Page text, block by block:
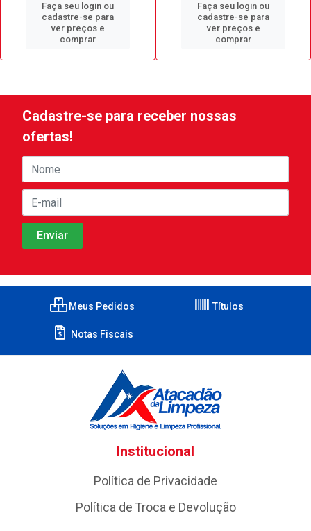
Faça seu login ou
cadastre-se para
ver preços e
comprar
Faça seu login ou
cadastre-se para
ver preços e
comprar
Cadastre-se para receber nossas
ofertas!
Meus Pedidos Títulos
Notas Fiscais
Institucional
Política de Privacidade
Política de Troca e Devolução